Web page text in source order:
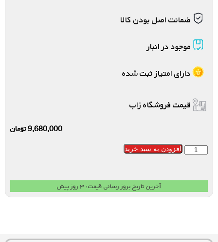
ضمانت اصل بودن کالا
موجود در انبار
دارای امتیاز ثبت شده
قیمت فروشگاه زاب
9,680,000تومان
افزودن به سبد خرید
آخرین تاریخ بروز رسانی قیمت: ۳ روز پیش